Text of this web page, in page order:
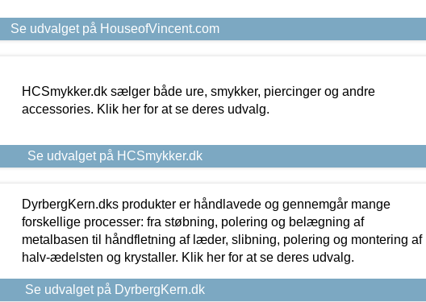
Se udvalget på HouseofVincent.com
HCSmykker.dk sælger både ure, smykker, piercinger og andre
accessories. Klik her for at se deres udvalg.
Se udvalget på HCSmykker.dk
DyrbergKern.dks produkter er håndlavede og gennemgår mange
forskellige processer: fra støbning, polering og belægning af
metalbasen til håndfletning af læder, slibning, polering og montering af
halv-ædelsten og krystaller. Klik her for at se deres udvalg.
Se udvalget på DyrbergKern.dk